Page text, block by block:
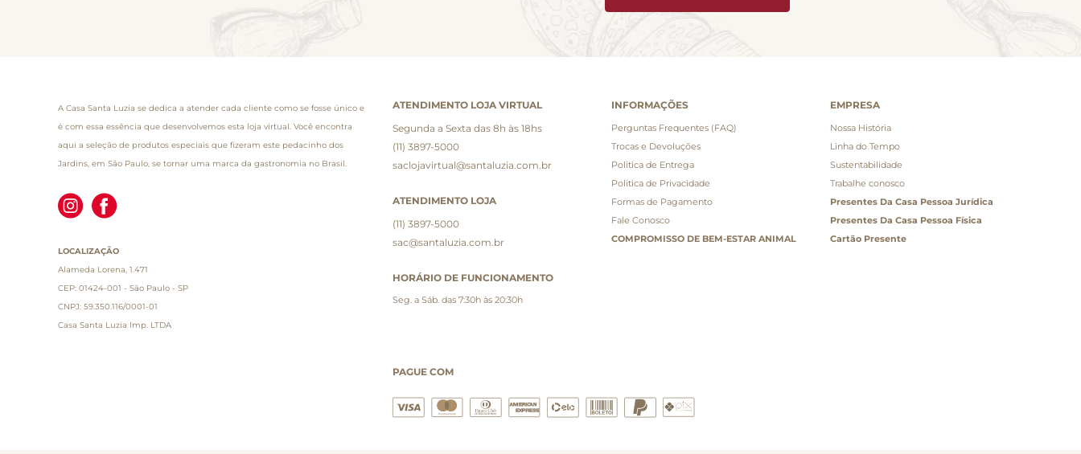
A Casa Santa Luzia se dedica a atender cada cliente como se fosse único e
é com essa essência que desenvolvemos esta loja virtual. Você encontra
aqui a seleção de produtos especiais que fizeram este pedacinho dos
Jardins, em São Paulo, se tornar uma marca da gastronomia no Brasil.
LOCALIZAÇÃO
Alameda Lorena, 1.471
CEP: 01424-001 - São Paulo - SP
CNPJ: 59.350.116/0001-01
Casa Santa Luzia Imp. LTDA
ATENDIMENTO LOJA VIRTUAL
Segunda a Sexta das 8h às 18hs
(11) 3897-5000
saclojavirtual@santaluzia.com.br
ATENDIMENTO LOJA
(11) 3897-5000
sac@santaluzia.com.br
HORÁRIO DE FUNCIONAMENTO
Seg. a Sáb. das 7:30h às 20:30h
INFORMAÇÕES
Perguntas Frequentes (FAQ)
Trocas e Devoluções
Politica de Entrega
Politica de Privacidade
Formas de Pagamento
Fale Conosco
COMPROMISSO DE BEM-ESTAR ANIMAL
EMPRESA
Nossa História
Linha do Tempo
Sustentabilidade
Trabalhe conosco
Presentes Da Casa Pessoa Jurídica
Presentes Da Casa Pessoa Física
Cartão Presente
PAGUE COM